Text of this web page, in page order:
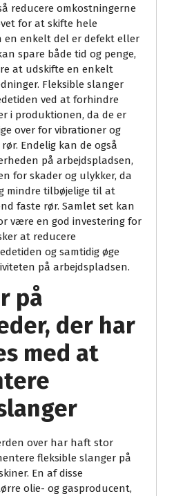
reducere omkostningerne
for at skifte hele
en enkelt del er defekt eller
spare både tid og penge,
at udskifte en enkelt
Fleksible slanger
ved at forhindre
i produktionen, da de er
over for vibrationer og
Endelig kan de også
på arbejdspladsen,
for skader og ulykker, da
mindre tilbøjelige til at
faste rør. Samlet set kan
være en god investering for
at reducere
og samtidig øge
på arbejdspladsen.
på
der har
med at
over har haft stor
fleksible slanger på
En af disse
olie- og gasproducent,